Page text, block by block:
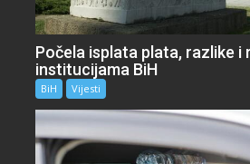
Počela isplata plata, razlike i
institucijama BiH
BiH Vijesti